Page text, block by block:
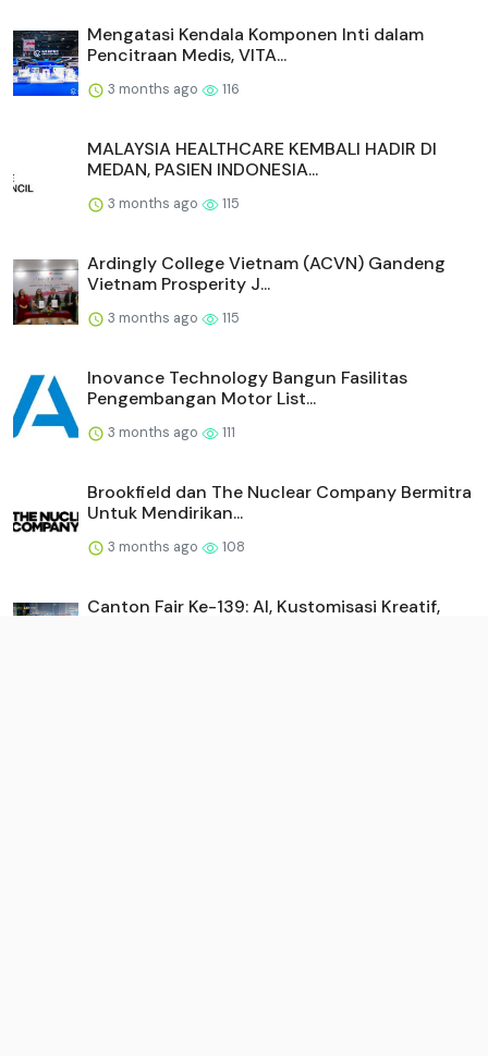
Mengatasi Kendala Komponen Inti dalam
Pencitraan Medis, VITA...
3 months ago 116
MALAYSIA HEALTHCARE KEMBALI HADIR DI
MEDAN, PASIEN INDONESIA...
3 months ago 115
Ardingly College Vietnam (ACVN) Gandeng
Vietnam Prosperity J...
3 months ago 115
Inovance Technology Bangun Fasilitas
Pengembangan Motor List...
3 months ago 111
Brookfield dan The Nuclear Company Bermitra
Untuk Mendirikan...
3 months ago 108
Canton Fair Ke-139: AI, Kustomisasi Kreatif,